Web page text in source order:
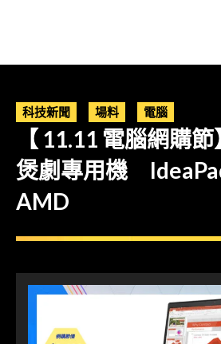
科技新聞 場料 電腦
【 11.11 電腦網購
煲劇專用機
AMD